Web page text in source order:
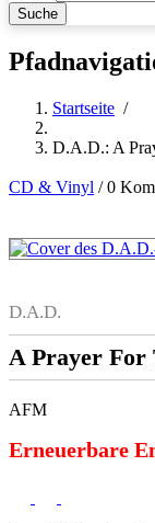
Startseite /
D.A.D.: A
CD & Vinyl /0
D.A.D.
A Prayer For
AFM
Erneuerbare